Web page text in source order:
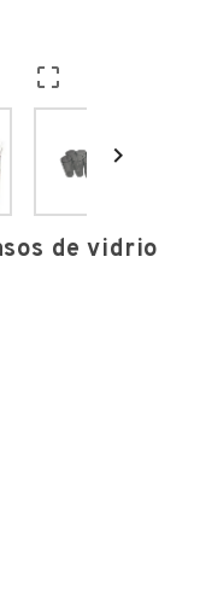


de vidrio